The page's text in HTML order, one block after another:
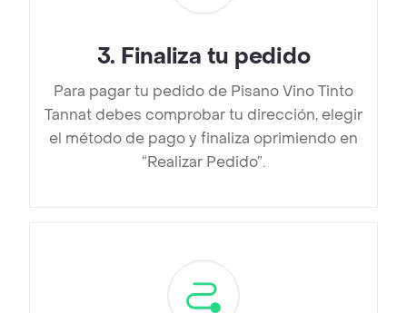
3. Finaliza tu pedido
Para pagar tu pedido de Pisano Vino Tinto
Tannat debes comprobar tu dirección, elegir
el método de pago y finaliza oprimiendo en
“Realizar Pedido”.